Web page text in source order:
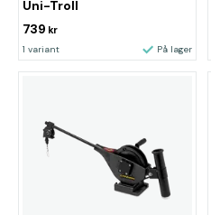
Uni-Troll
739 kr
1 variant På lager